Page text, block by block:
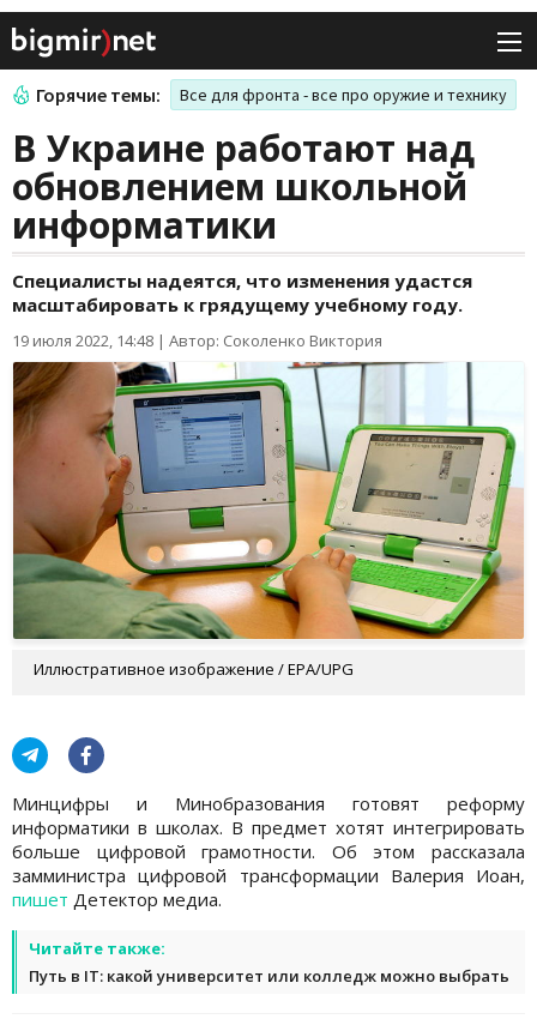
Горячие темы: Все для фронта - все про оружие и технику
В Украине работают над
обновлением школьной
информатики
Специалисты надеятся, что изменения удастся
масштабировать к грядущему учебному году.
19 июля 2022, 14:48 | Автор: Соколенко Виктория
Иллюстративное изображение / EPA/UPG
Минцифры и Минобразования готовят реформу
информатики в школах. В предмет хотят интегрировать
больше цифровой грамотности. Об этом рассказала
замминистра цифровой трансформации Валерия Иоан,
пишет Детектор медиа.
Читайте также:
Путь в IT: какой университет или колледж можно выбрать